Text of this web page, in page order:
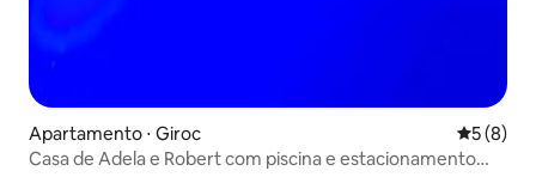
Apartamento ⋅ Giroc 5 de
5 (8)
Casa de Adela e Robert com piscina e estacionamento